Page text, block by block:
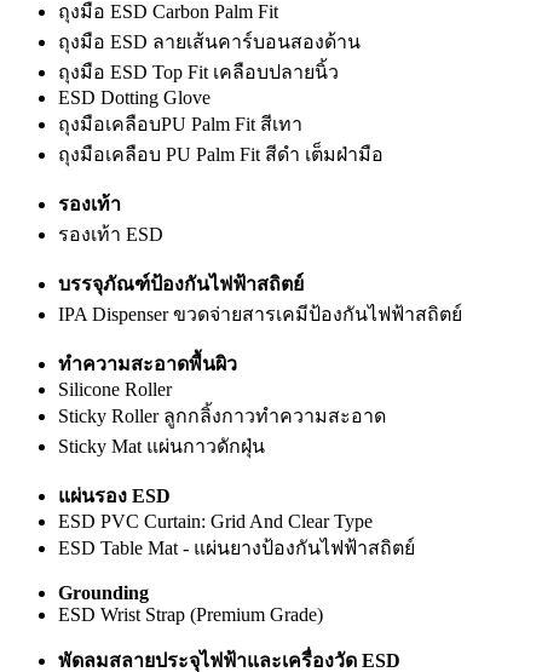
ถุงมือ ESD Carbon Palm Fit
ถุงมือ ESD ลายเส้นคาร์บอนสองด้าน
ถุงมือ ESD Top Fit เคลือบปลายนิ้ว
ESD Dotting Glove
ถุงมือเคลือบPU Palm Fit สีเทา
ถุงมือเคลือบ PU Palm Fit สีดำ เต็มฝ่ามือ
รองเท้า
รองเท้า ESD
บรรจุภัณฑ์ป้องกันไฟฟ้าสถิตย์
IPA Dispenser ขวดจ่ายสารเคมีป้องกันไฟฟ้าสถิตย์
ทำความสะอาดพื้นผิว
Silicone Roller
Sticky Roller ลูกกลิ้งกาวทำความสะอาด
Sticky Mat แผ่นกาวดักฝุ่น
แผ่นรอง ESD
ESD PVC Curtain: Grid And Clear Type
ESD Table Mat - แผ่นยางป้องกันไฟฟ้าสถิตย์
Grounding
ESD Wrist Strap (Premium Grade)
พัดลมสลายประจุไฟฟ้าและเครื่องวัด ESD